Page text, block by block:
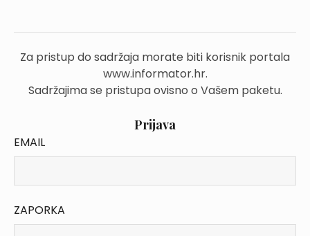
Za pristup do sadržaja morate biti korisnik portala
www.informator.hr.
Sadržajima se pristupa ovisno o Vašem paketu.
Prijava
EMAIL
ZAPORKA